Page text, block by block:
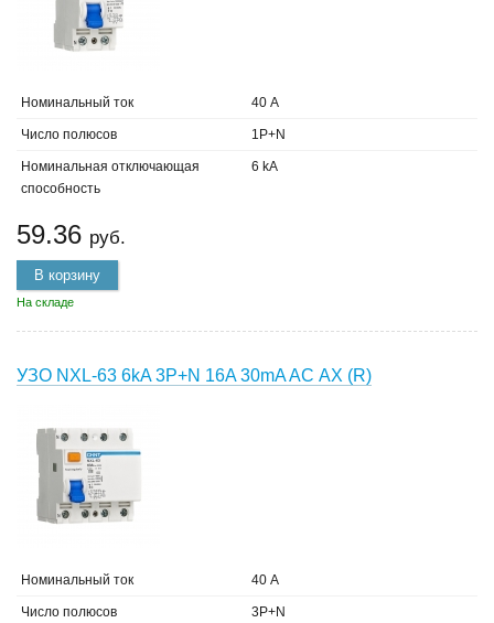
Номинальный ток 40 А
Число полюсов 1P+N
Номинальная отключающая
способность
6 kA
59.36 руб.
В корзину
На складе
УЗО NXL-63 6kA 3P+N 16A 30mA AC АХ (R)
Номинальный ток 40 А
Число полюсов 3P+N